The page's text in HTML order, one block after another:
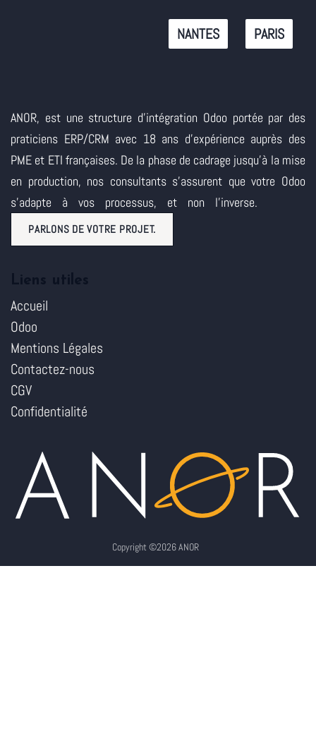
NANTES PARIS
ANOR, est une structure d'intégration Odoo portée par des
praticiens ERP/CRM avec 18 ans d'expérience auprès des
PME et ETI françaises. De la phase de cadrage jusqu'à la mise
en production, nos consultants s'assurent que votre Odoo
s'adapte à vos processus, et non l'inverse.
PARLONS DE VOTRE PROJET.
Accueil
Odoo
Mentions Légales
Contactez-nous
CGV
Confidentialité
Copyright ©2026 ANOR